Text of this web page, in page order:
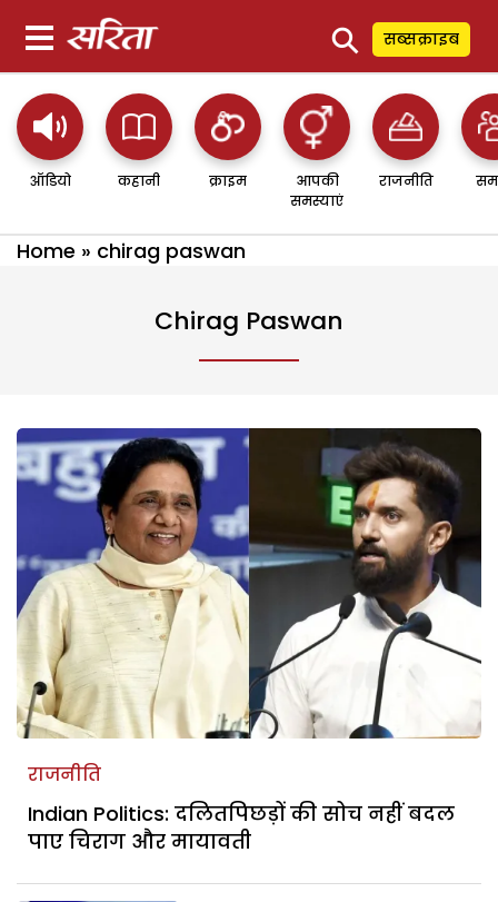
⚲ सब्सक्राइब
ऑडियो कहानी क्राइम
आपकी
समस्याएं
राजनीति
Home » chirag paswan
Chirag Paswan
राजनीति
Indian Politics: दलितपिछड़ों की सोच नहीं बदल
पाए चिराग और मायावती